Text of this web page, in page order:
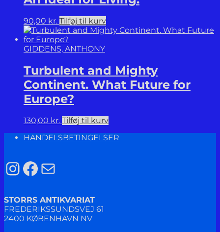
90,00 kr. Tilføj til kurv
GIDDENS, ANTHONY
Turbulent and Mighty
Continent. What Future for
Europe?
130,00 kr. Tilføj til kurv
HANDELSBETINGELSER
Instagram
Facebook
Mail
STORRS ANTIKVARIAT
FREDERIKSSUNDSVEJ 61
2400 KØBENHAVN NV